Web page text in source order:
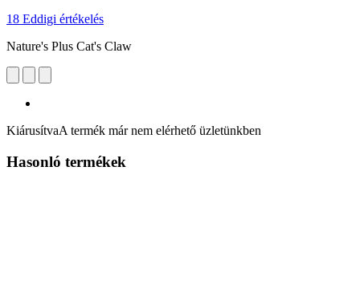
18 Eddigi értékelés
Nature's Plus Cat's Claw
KiárusítvaA termék már nem elérhető üzletünkben
Hasonló termékek